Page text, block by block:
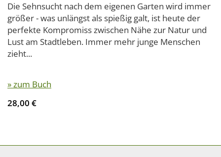
Die Sehnsucht nach dem eigenen Garten wird immer
größer - was unlängst als spießig galt, ist heute der
perfekte Kompromiss zwischen Nähe zur Natur und
Lust am Stadtleben. Immer mehr junge Menschen
zieht...
» zum Buch
28,00 €